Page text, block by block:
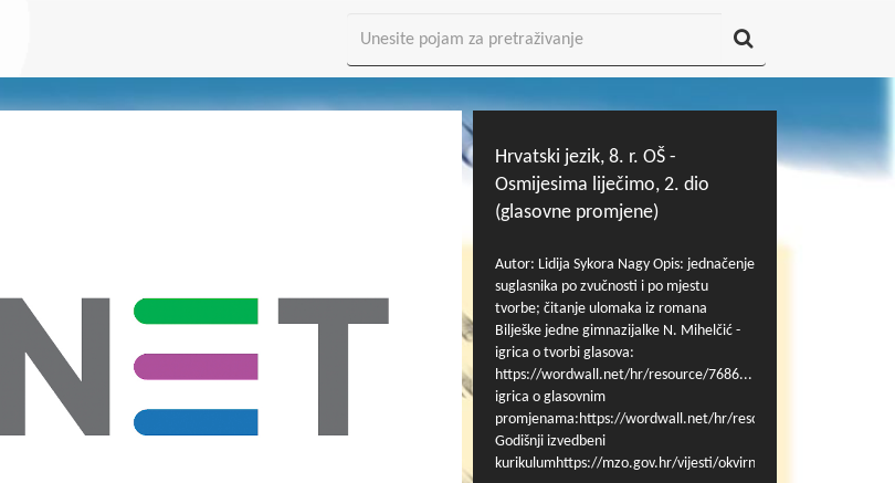
Hrvatski jezik, 8. r. OŠ -
Osmijesima liječimo, 2. dio
(glasovne promjene)
Autor: Lidija Sykora Nagy Opis: jednačenje
suglasnika po zvučnosti i po mjestu
tvorbe; čitanje ulomaka iz romana
Bilješke jedne gimnazijalke N. Mihelčić -
igrica o tvorbi glasova:
https://wordwall.net/hr/resource/7686...
igrica o glasovnim
promjenama:https://wordwall.net/hr/resource/9466339
Godišnji izvedbeni
kurikulumhttps://mzo.gov.hr/vijesti/okvirni-